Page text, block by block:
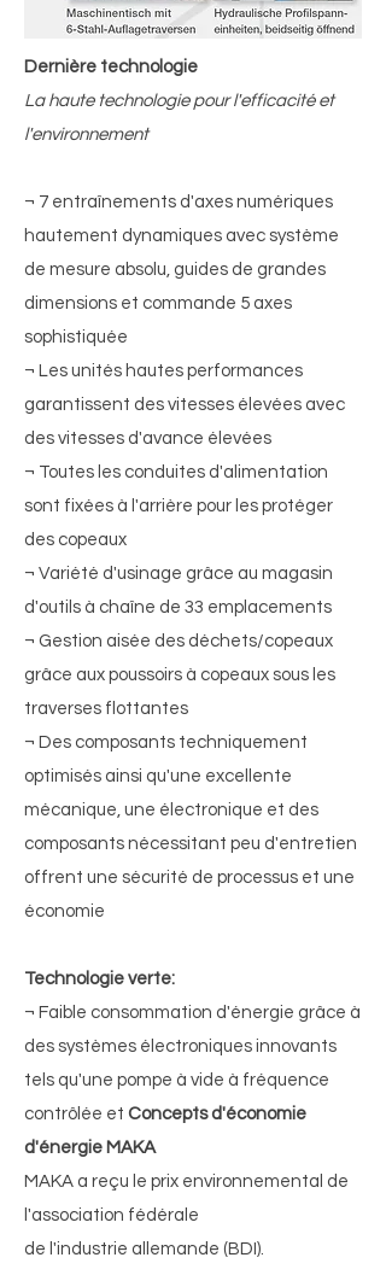
Dernière technologie
La haute technologie pour l'efficacité et
l'environnement
¬ 7 entraînements d'axes numériques
hautement dynamiques avec système
de mesure absolu, guides de grandes
dimensions et commande 5 axes
sophistiquée
¬ Les unités hautes performances
garantissent des vitesses élevées avec
des vitesses d'avance élevées
¬ Toutes les conduites d'alimentation
sont fixées à l'arrière pour les protéger
des copeaux
¬ Variété d'usinage grâce au magasin
d'outils à chaîne de 33 emplacements
¬ Gestion aisée des déchets/copeaux
grâce aux poussoirs à copeaux sous les
traverses flottantes
¬ Des composants techniquement
optimisés ainsi qu'une excellente
mécanique, une électronique et des
composants nécessitant peu d'entretien
offrent une sécurité de processus et une
économie
Technologie verte:
¬ Faible consommation d'énergie grâce à
des systèmes électroniques innovants
tels qu'une pompe à vide à fréquence
contrôlée et Concepts d'économie
d'énergie MAKA
MAKA a reçu le prix environnemental de
l'association fédérale
de l'industrie allemande (BDI).